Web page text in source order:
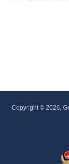
Copyright © 2026,